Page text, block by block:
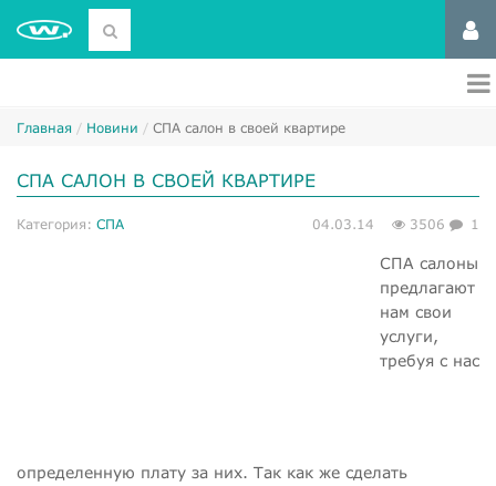
Главная Новини СПА салон в своей квартире
СПА САЛОН В СВОЕЙ КВАРТИРЕ
Категория: СПА 04.03.14 3506 1
СПА салоны
предлагают
нам свои
услуги,
требуя с нас
определенную плату за них. Так как же сделать